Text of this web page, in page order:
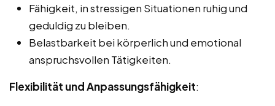
Fähigkeit, in stressigen Situationen ruhig und
geduldig zu bleiben.
Belastbarkeit bei körperlich und emotional
anspruchsvollen Tätigkeiten.
Flexibilität und Anpassungsfähigkeit: